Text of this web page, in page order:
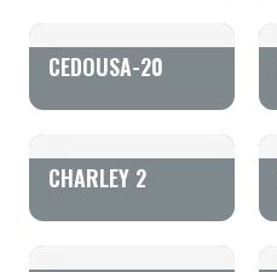
CEDOUSA-20
CHARLEY 2